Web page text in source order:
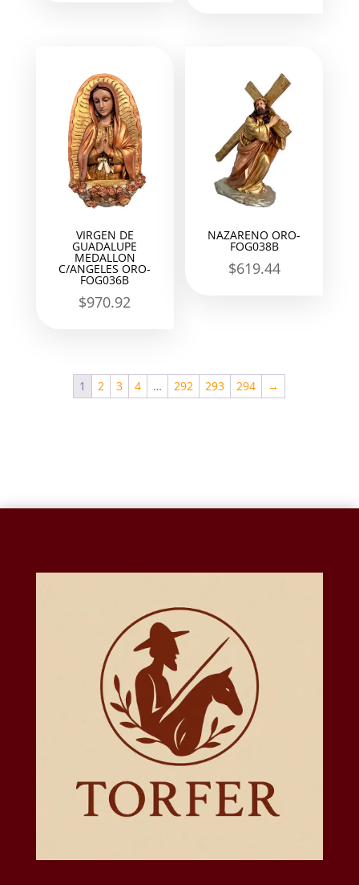
VIRGEN DE
GUADALUPE
MEDALLON
C/ANGELES ORO-
FOG036B
$970.92
NAZARENO ORO-
FOG038B
$619.44
1 2 3 4 … 292 293 294 →